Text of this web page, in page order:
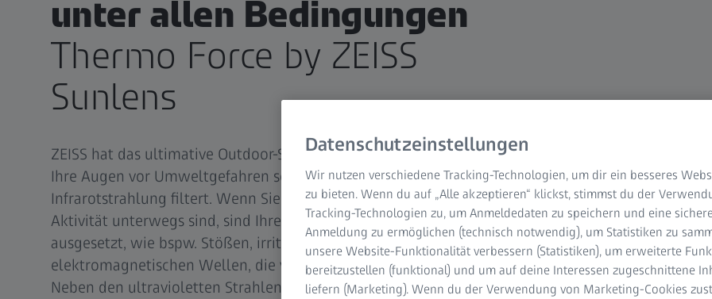
unter allen Bedingungen
Thermo Force by ZEISS
Sunlens
ZEISS hat das ultimative Outdoor-Sonnenbrillenglas entwickelt, das
Ihre Augen vor Umweltgefahren schützt und 91 % der
Infrarotstrahlung filtert. Wenn Sie bei Ihrer Lieblings-Outdoor-
Aktivität unterwegs sind, sind Ihre Augen verschiedenen Gefahren
ausgesetzt, wie bspw. Stößen, irritierender Blendung, Staub und
elektromagnetischen Wellen, die von der Sonne emittiert werden.
Neben den ultravioletten Strahlen sind Ihre Augen auch einem
Datenschutzeinstellungen
Wir nutzen verschiedene Tracking-Technologien, um dir ein besseres
zu bieten. Wenn du auf „Alle akzeptieren“ klickst, stimmst du der
Tracking-Technologien zu, um Anmeldedaten zu speichern und eine sichere
Anmeldung zu ermöglichen (technisch notwendig), um Statistiken zu
unsere Website-Funktionalität verbessern (Statistiken), um erweiterte
bereitzustellen (funktional) und um auf deine Interessen zugeschnittene
liefern (Marketing). Wenn du der Verwendung von Marketing-Cookies